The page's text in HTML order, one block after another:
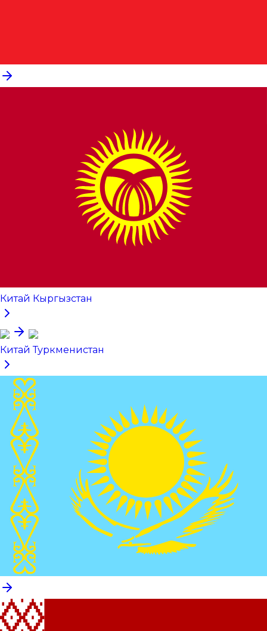
Китай Кыргызстан
Китай Туркменистан